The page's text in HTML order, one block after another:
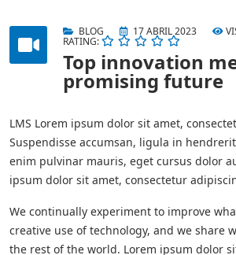
BLOG 17 ABRIL 2023
RATING:
Top innovation
promising future
LMS Lorem ipsum dolor sit amet,
Suspendisse accumsan, ligula in
enim pulvinar mauris, eget cursus dolor
ipsum dolor sit amet, consectetur
We continually experiment to improve
creative use of technology, and we share
the rest of the world. Lorem ipsum dolor